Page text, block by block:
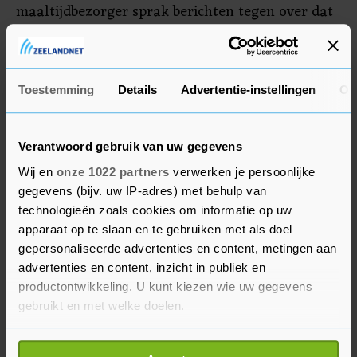
Toestemming Details Advertentie-instellingen
Verantwoord gebruik van uw gegevens
Wij en onze 1022 partners verwerken je persoonlijke
gegevens (bijv. uw IP-adres) met behulp van
technologieën zoals cookies om informatie op uw
apparaat op te slaan en te gebruiken met als doel
gepersonaliseerde advertenties en content, metingen aan
advertenties en content, inzicht in publiek en
productontwikkeling. U kunt kiezen wie uw gegevens
gebruikt en met welke doelen.
Als u het toestaat, willen we ook graag:
maaltijdbezorger sprak berichten tegen over dat
het zichzelf in de etalage zou hebben gezet en
daalde 6 procent. Die geruchten zorgden eerder
voor een fikse koerssprong voor het bedrijf.
Fitbit en Garmin worden op verzoek van Philips
onderzocht door de Amerikaanse International
Trade Commission. Ze zouden patenten van het
Nederlandse bedrijf hebben geschonden. Fitbit
daalde 1,2 procent, Garmin leverde 0,9 procent in.
Analisten hadden verder positieve woorden over
voor automaker Tesla (min 0,7 procent) en
techreus Apple (plus 0,2 procent).